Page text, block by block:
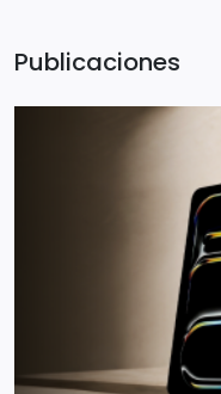
Publicaciones